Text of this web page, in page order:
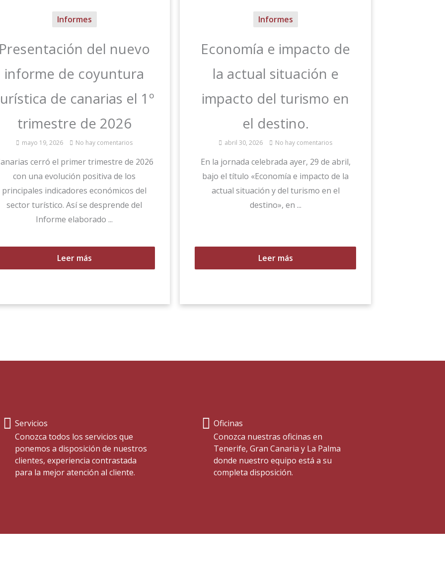
Informes
Presentación del nuevo
informe de coyuntura
de canarias el 1º
trimestre de 2026
mayo 19, 2026 No hay comentarios
cerró el primer trimestre de 2026
con una evolución positiva de los
principales indicadores económicos del
sector turístico. Así se desprende del
Informe elaborado ...
Leer más
Informes
Economía e impacto de
la actual situación e
impacto del turismo en
el destino.
abril 30, 2026 No hay comentarios
En la jornada celebrada ayer, 29 de abril,
bajo el título «Economía e impacto de la
actual situación y del turismo en el
destino», en ...
Leer más
Servicios
Conozca todos los servicios que
ponemos a disposición de nuestros
clientes, experiencia contrastada
para la mejor atención al cliente.
Oficinas
Conozca nuestras oficinas en
Tenerife, Gran Canaria y La Palma
donde nuestro equipo está a su
completa disposición.